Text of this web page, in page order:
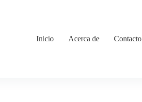
Inicio Acerca de Contacto